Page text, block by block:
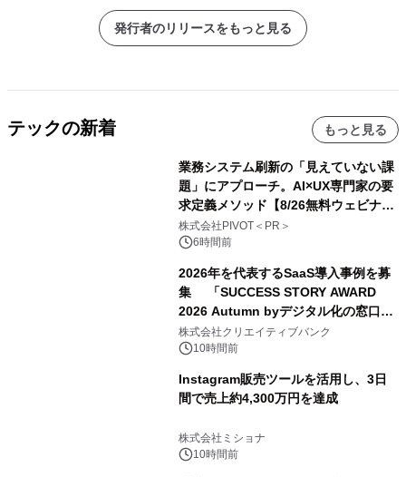
発行者のリリースをもっと見る
テックの新着 もっと見る
業務システム刷新の「見えていない課
題」にアプローチ。AI×UX専門家の要
求定義メソッド【8/26無料ウェビナ
ー】株式会社PIVOT
株式会社PIVOT＜PR＞
6時間前
2026年を代表するSaaS導入事例を募
集 「SUCCESS STORY AWARD
2026 Autumn byデジタル化の窓口」
開催
株式会社クリエイティブバンク
10時間前
Instagram販売ツールを活用し、3日
間で売上約4,300万円を達成
株式会社ミショナ
10時間前